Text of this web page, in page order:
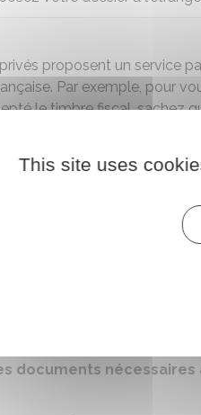
proposent un service
Par exemple, pour
le timbre fiscal, sachez
déclaration de
les documents à fournir :
indique la liste
documents
This site uses